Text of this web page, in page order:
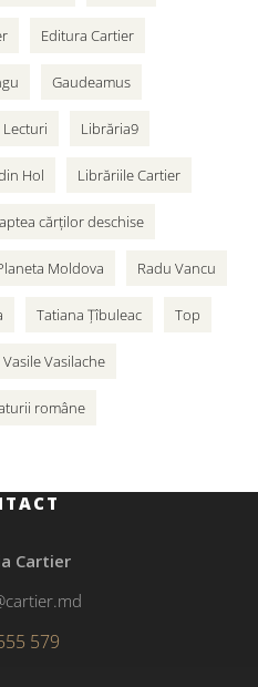
Editura Cartier
Gaudeamus
Lecturi Librăria9
Hol Librăriile Cartier
cărților deschise
Moldova Radu Vancu
Tatiana Țîbuleac Top
Vasile Vasilache
române
Cartier
579